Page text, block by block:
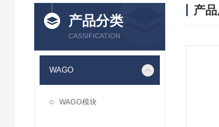
产品分类
CASSIFICATION
WAGO
WAGO模块
产